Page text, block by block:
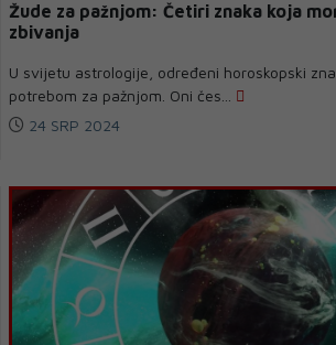
Žude za pažnjom: Četiri znaka koja
zbivanja
U svijetu astrologije, određeni horoskopski
potrebom za pažnjom. Oni čes...
24 SRP 2024